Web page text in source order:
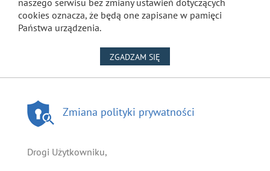
cookies oznacza, że będą one zapisane w pamięci
Państwa urządzenia.
ZGADZAM SIĘ
Zmiana polityki prywatności
Drogi Użytkowniku,